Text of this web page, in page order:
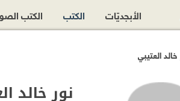
العتيبي
نور خالد
الأبجديّات الكتب الكتب